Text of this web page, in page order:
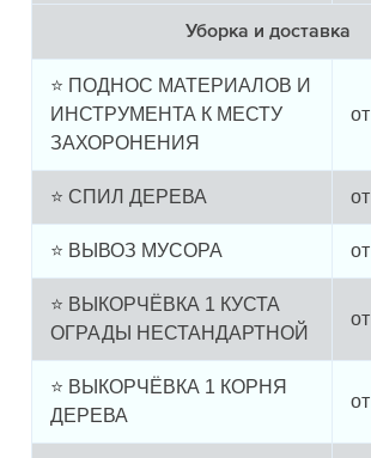
Уборка и доставка
⭐ ПОДНОС МАТЕРИАЛОВ И
ИНСТРУМЕНТА К МЕСТУ
ЗАХОРОНЕНИЯ
от
⭐ СПИЛ ДЕРЕВА от
⭐ ВЫВОЗ МУСОРА от
⭐ ВЫКОРЧЁВКА 1 КУСТА
ОГРАДЫ НЕСТАНДАРТНОЙ
от
⭐ ВЫКОРЧЁВКА 1 КОРНЯ
ДЕРЕВА
от